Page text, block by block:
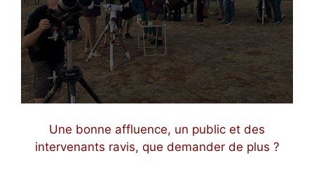
Une bonne affluence, un public et des
intervenants ravis, que demander de plus ?